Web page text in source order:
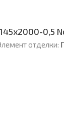
0,5
отделки: